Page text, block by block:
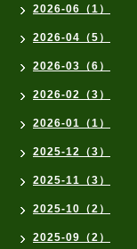
2026-06（1）
2026-04（5）
2026-03（6）
2026-02（3）
2026-01（1）
2025-12（3）
2025-11（3）
2025-10（2）
2025-09（2）